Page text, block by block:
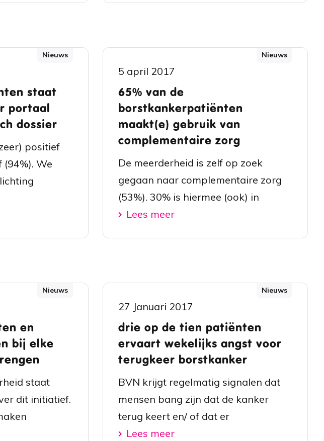
Nieuws
staat
portaal
dossier
positief
We
Nieuws
5 april 2017
65% van de
borstkankerpatiënten
maakt(e) gebruik van
complementaire zorg
De meerderheid is zelf op zoek
gegaan naar complementaire zorg
(53%). 30% is hiermee (ook) in
Lees meer
Nieuws
en
bij elke
staat
dit initiatief.
Nieuws
27 Januari 2017
drie op de tien patiënten
ervaart wekelijks angst voor
terugkeer borstkanker
BVN krijgt regelmatig signalen dat
mensen bang zijn dat de kanker
terug keert en/ of dat er
Lees meer